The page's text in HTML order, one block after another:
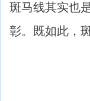
斑马线其实也
彰。既如此，